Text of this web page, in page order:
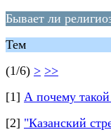
Бывает ли
Тем
(1/6) > >>
[1] А почему такой
[2] "Казанский